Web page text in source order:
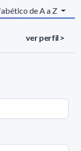
de A a Z
ver perfil >